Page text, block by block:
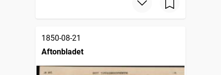
1850-08-21
Aftonbladet